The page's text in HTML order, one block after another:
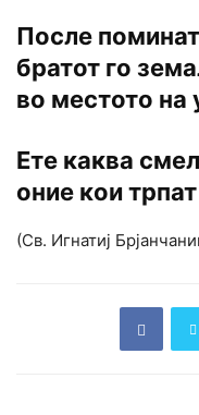
После
братот го
во местото на
Ете каква
оние кои
(Св. Игнатиј